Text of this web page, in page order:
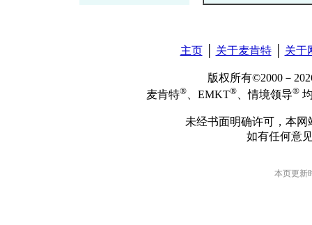
主页│ 关于麦肯特│ 关于
版权所有©2000－
麦肯特® 、EMKT® 、情境领导®
未经书面明确许可，本
如有任何意
本页更新